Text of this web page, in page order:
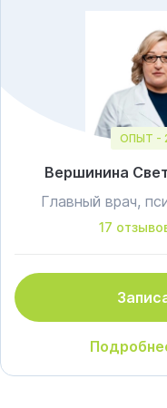
ОПЫТ -
Вершинина
Главный врач,
17